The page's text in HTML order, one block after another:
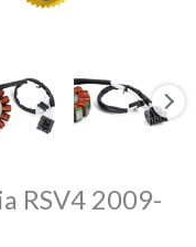
RSV4 2009-